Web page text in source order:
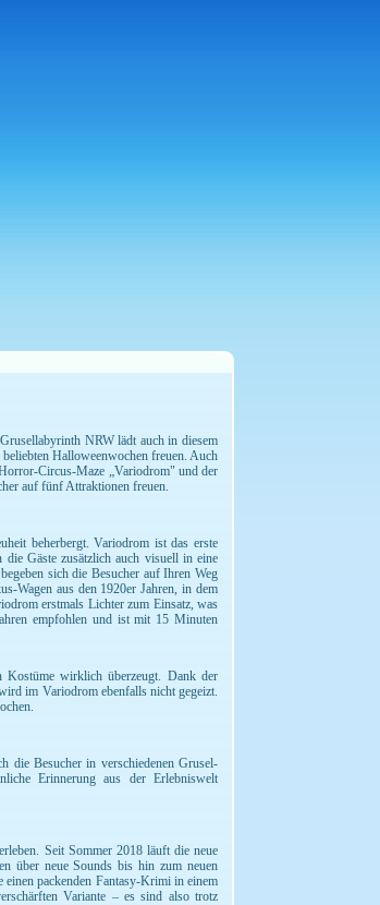
NRW lädt auch in diesem
Halloweenwochen freuen. Auch
Circus-Maze „Variodrom" und der
auf fünf Attraktionen freuen.
beherbergt. Variodrom ist das erste
Gäste zusätzlich auch visuell in eine
sich die Besucher auf Ihren Weg
Wagen aus den 1920er Jahren, in dem
erstmals Lichter zum Einsatz, was
empfohlen und ist mit 15 Minuten
Kostüme wirklich überzeugt. Dank der
im Variodrom ebenfalls nicht gegeizt.
die Besucher in verschiedenen Grusel-
Erinnerung aus der Erlebniswelt
Seit Sommer 2018 läuft die neue
über neue Sounds bis hin zum neuen
packenden Fantasy-Krimi in einem
Variante – es sind also trotz